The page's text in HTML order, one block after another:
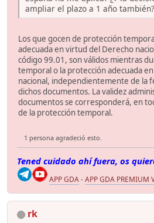
ampliar el plazo a 1 año también?
Los que gocen de protección
adecuada en virtud del Derecho
código 99.01, son válidos mientras
temporal o la protección adecuada
nacional, independientemente de la
dichos documentos. La validez
documentos se corresponderá, en
de la protección temporal.
1 persona agradeció esto.
Tened cuidado ahí fuera, os
APP GDA-APP GDA PREMIUM
rk